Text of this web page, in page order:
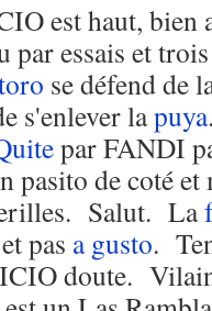
est haut, bien
par essais et
se défend de
s'enlever lapuya
par FANDI
pasito de coté
Salut. La
pas a gusto.
doute.